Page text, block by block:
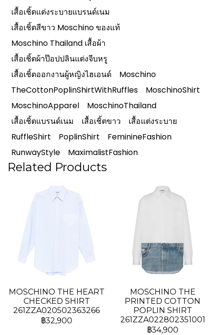
เสื้อเชิ้ตแต่งระบายแบรนด์เนม
เสื้อเชิ้ตสีขาว Moschino ของแท้
Moschino Thailand เสื้อผ้า
เสื้อเชิ้ตผ้าป๊อปปลินแต่งจีบหรู
เสื้อเชิ้ตออกงานผู้หญิงไฮเอนด์
Moschino
TheCottonPoplinShirtWithRuffles
MoschinoShirt
MoschinoApparel
MoschinoThailand
เสื้อเชิ้ตแบรนด์เนม
เสื้อเชิ้ตขาว
เสื้อแต่งระบาย
RuffleShirt
PoplinShirt
FeminineFashion
RunwayStyle
MaximalistFashion
Related Products
MOSCHINO THE HEART
CHECKED SHIRT
261ZZA020502363266
฿32,900
MOSCHINO THE
PRINTED COTTON
POPLIN SHIRT
261ZZA022802351001
฿34,900